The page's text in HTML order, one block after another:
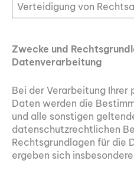
Verteidigung von
Zwecke und
Datenverarbeitung
Bei der Verarbeitung Ihrer
Daten werden die
und alle sonstigen
datenschutzrechtlichen
Rechtsgrundlagen für die
ergeben sich